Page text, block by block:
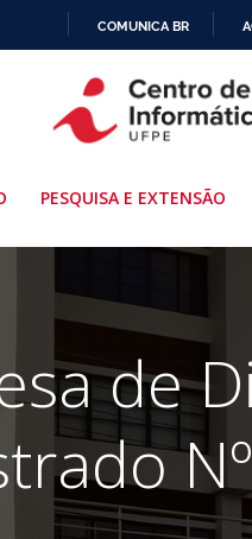
PARA
O
COMUNICA BR
PESQUISA E EXTENSÃO
de